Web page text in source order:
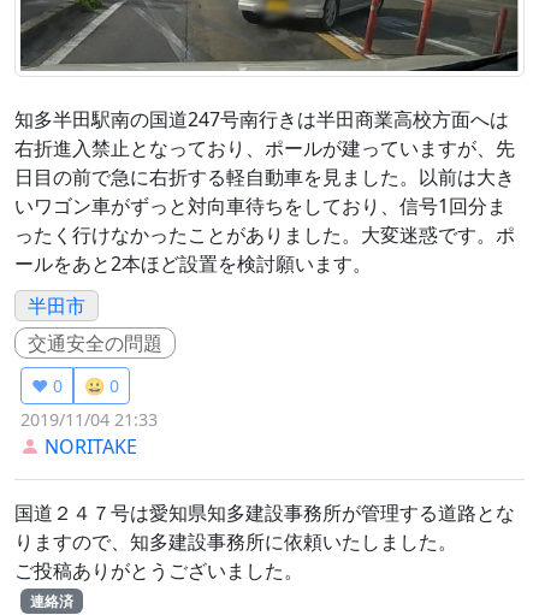
知多半田駅南の国道247号南行きは半田商業高校方面へは
右折進入禁止となっており、ポールが建っていますが、先
日目の前で急に右折する軽自動車を見ました。以前は大き
いワゴン車がずっと対向車待ちをしており、信号1回分ま
ったく行けなかったことがありました。大変迷惑です。ポ
ールをあと2本ほど設置を検討願います。
半田市
交通安全の問題
❤️ 0
😀 0
2019/11/04 21:33
NORITAKE
国道２４７号は愛知県知多建設事務所が管理する道路とな
りますので、知多建設事務所に依頼いたしました。
ご投稿ありがとうございました。
連絡済